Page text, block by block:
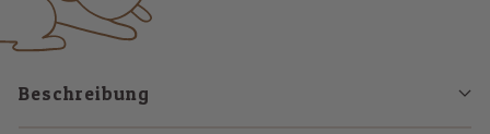
Beschreibung